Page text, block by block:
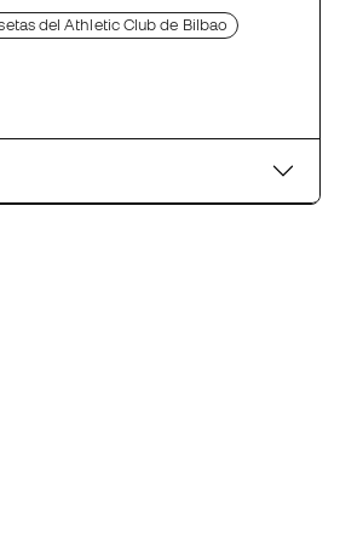
del Athletic Club de Bilbao